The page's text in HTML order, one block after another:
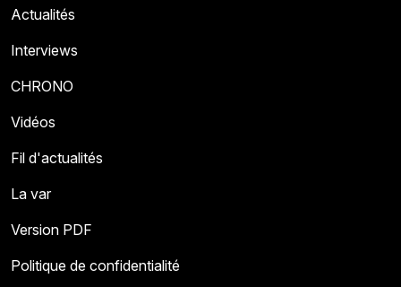
Actualités
Interviews
CHRONO
Vidéos
Fil d'actualités
La var
Version PDF
Politique de confidentialité